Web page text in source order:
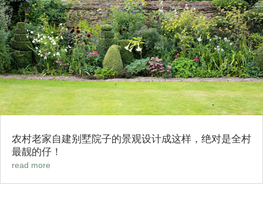
农村老家自建别墅院子的景观设计成这样，绝对是全村
最靓的仔！
read more